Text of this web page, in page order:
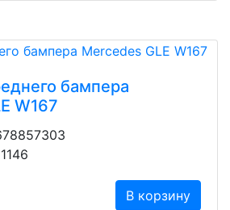
бампера
W167
В корзину